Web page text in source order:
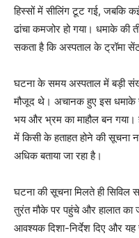
हिस्सों में सीलिंग टूट गई, जबकि
ढांचा कमजोर हो गया। धमाके की
सकता है कि अस्पताल के ट्रॉमा
घटना के समय अस्पताल में बड़ी
मौजूद थे। अचानक हुए इस धमाके
भय और भ्रम का माहौल बन गया।
में किसी के हताहत होने की सूचना
अधिक बताया जा रहा है।
घटना की सूचना मिलते ही सिविल
तुरंत मौके पर पहुंचे और हालात का
आवश्यक दिशा-निर्देश दिए और यह